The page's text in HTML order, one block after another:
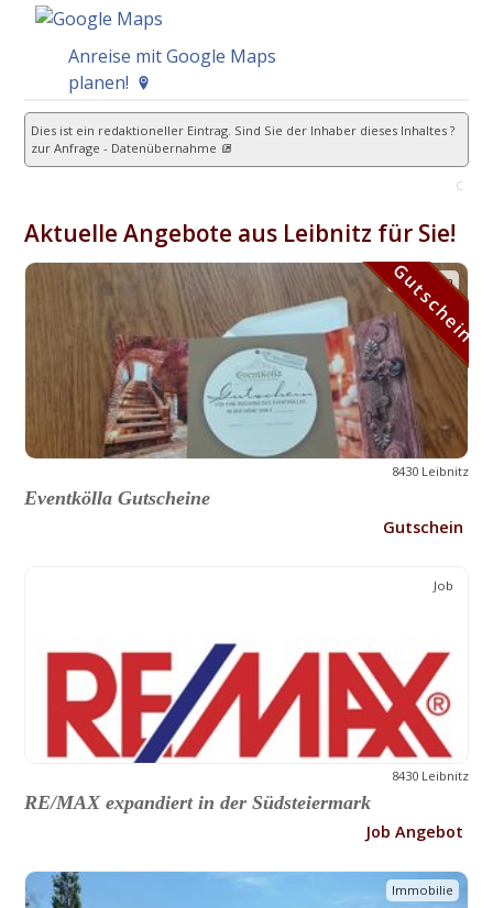
Anreise mit Google Maps
planen!
Dies ist ein redaktioneller Eintrag. Sind Sie der Inhaber dieses Inhaltes ?
zur Anfrage - Datenübernahme
C
Aktuelle Angebote aus Leibnitz für Sie!
Gutschein
8430 Leibnitz
Eventkölla Gutscheine
Gutschein
Gutschein
Job
8430 Leibnitz
RE/MAX expandiert in der Südsteiermark
Job Angebot
Immobilie